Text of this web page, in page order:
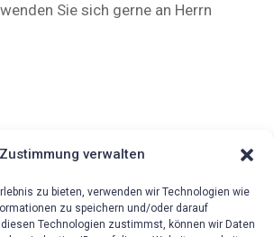
Zustimmung verwalten
zu bieten, verwenden wir Technologien wie
zu speichern und/oder darauf
Technologien zustimmst, können wir Daten
Sie sich gerne an Herrn